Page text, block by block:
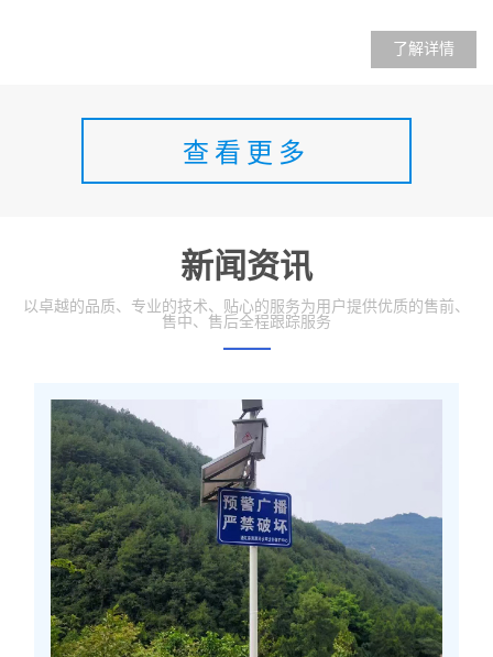
机、语音呼叫、下达通知等；同时具有智能分区功能，乡镇
端设备只要接通电源无人职守，既可自动接收乡镇广播通知
容广播到村民中去。实现各级广播站上下网络互联。以乡镇
为中心，允许授权县级部门接入。各级能够向下控制，经上
网络覆盖地方，就可以实现系统应急广播功能。
了解详情
查看更多
新闻资讯
以卓越的品质、专业的技术、贴心的服务为用户提供优质的售前、
售中、售后全程跟踪服务